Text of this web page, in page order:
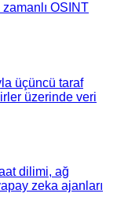
OSINT
üçüncü taraf
üzerinde veri
dilimi, ağ
zeka ajanları